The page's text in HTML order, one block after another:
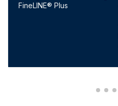
FineLINE® Plus